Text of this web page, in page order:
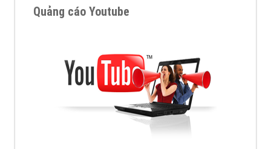
Quảng cáo Youtube